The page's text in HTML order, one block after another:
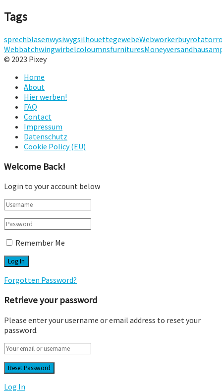
Tags
sprechblasenwysiwygsilhouettegewebeWebworkerbuyrotator
WebbatchwingwirbelcoloumnsfurnituresMoneyversandhaus
© 2023 Pixey
Home
About
Hier werben!
FAQ
Contact
Impressum
Datenschutz
Cookie Policy (EU)
Welcome Back!
Login to your account below
Remember Me
Forgotten Password?
Retrieve your password
Please enter your username or email address to reset your
password.
Log In